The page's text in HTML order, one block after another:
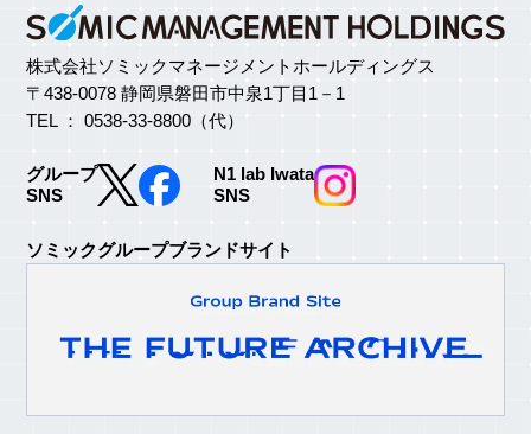
株式会社ソミックマネージメントホールディングス
〒438-0078 静岡県磐田市中泉1丁目1－1
TEL ： 0538-33-8800（代）
グループ
SNS
N1 lab Iwata
SNS
ソミックグループブランドサイト